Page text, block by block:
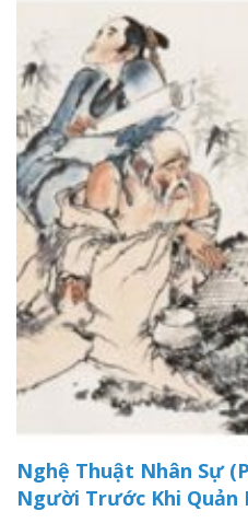
Nghệ Thuật Nhân Sự
Người Trước Khi Quản